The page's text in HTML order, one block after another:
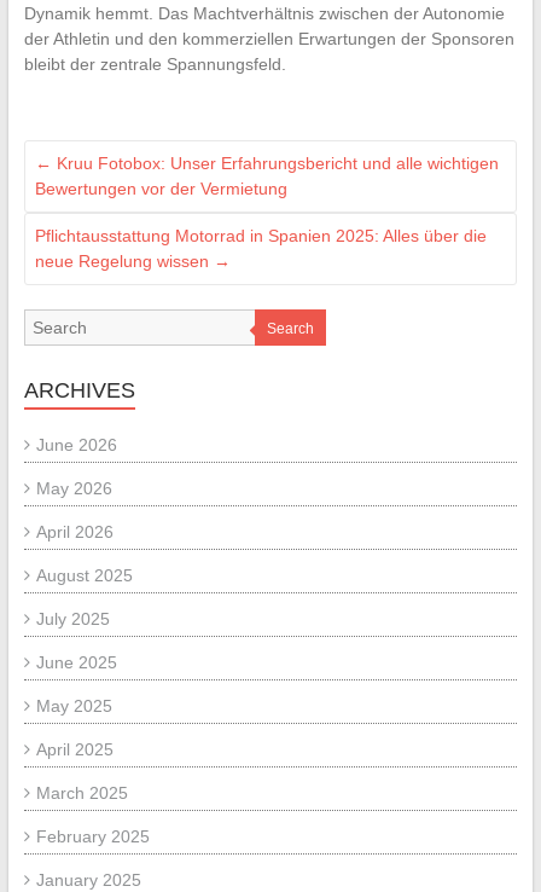
Dynamik hemmt. Das Machtverhältnis zwischen der Autonomie
der Athletin und den kommerziellen Erwartungen der Sponsoren
bleibt der zentrale Spannungsfeld.
← Kruu Fotobox: Unser Erfahrungsbericht und alle wichtigen
Bewertungen vor der Vermietung
Pflichtausstattung Motorrad in Spanien 2025: Alles über die
neue Regelung wissen →
Search
ARCHIVES
June 2026
May 2026
April 2026
August 2025
July 2025
June 2025
May 2025
April 2025
March 2025
February 2025
January 2025